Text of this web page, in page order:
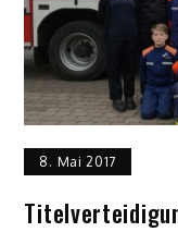
8. Mai 2017